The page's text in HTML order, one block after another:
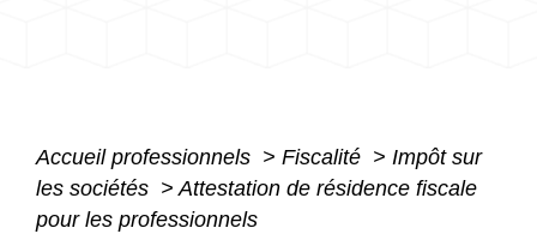
Accueil professionnels > Fiscalité > Impôt sur
les sociétés > Attestation de résidence fiscale
pour les professionnels